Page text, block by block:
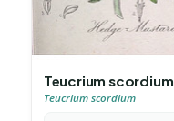
Teucrium scordium
Teucrium scordium